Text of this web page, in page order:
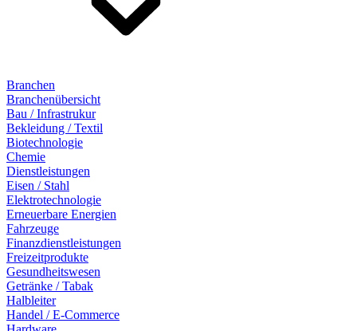
Branchen
Branchenübersicht
Bau / Infrastrukur
Bekleidung / Textil
Biotechnologie
Chemie
Dienstleistungen
Eisen / Stahl
Elektrotechnologie
Erneuerbare Energien
Fahrzeuge
Finanzdienstleistungen
Freizeitprodukte
Gesundheitswesen
Getränke / Tabak
Halbleiter
Handel / E-Commerce